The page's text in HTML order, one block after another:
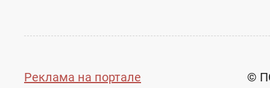
Реклама на портале ©